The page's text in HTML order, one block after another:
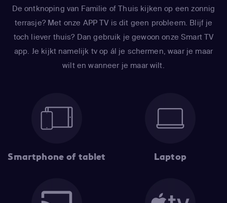
De ontknoping van Familie of Thuis kijken op een zonnig
terrasje? Met onze APP TV is dit geen probleem. Blijf je
toch liever thuis? Dan gebruik je gewoon onze Smart TV
app. Je kijkt namelijk tv op ál je schermen, waar je maar
wilt en wanneer je maar wilt.
Smartphone of tablet Laptop